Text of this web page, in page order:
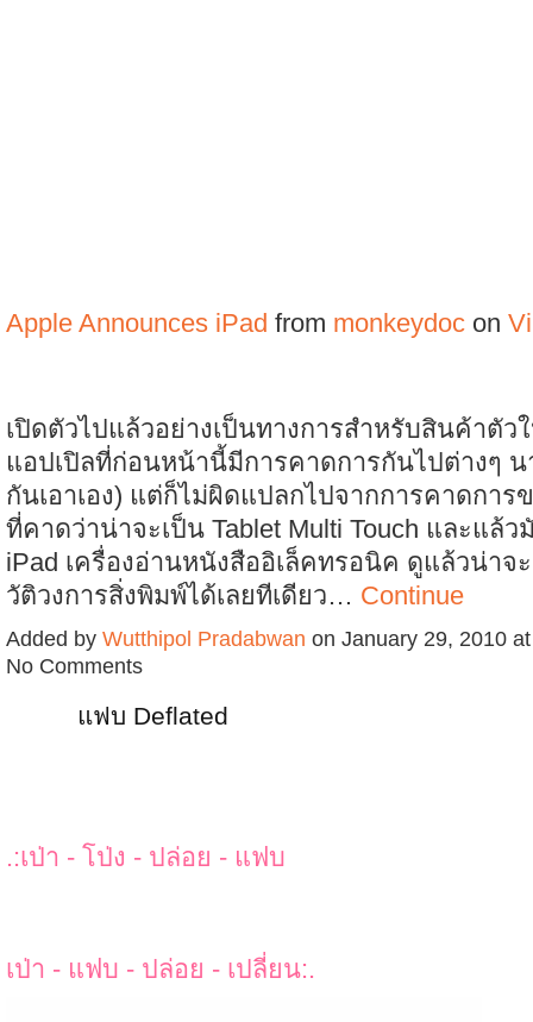
Apple Announces iPad from monkeydoc on
เปิดตัวไปแล้วอย่างเป็นทางการสำหรับสินค้าตัว
แอปเปิลที่ก่อนหน้านี้มีการคาดการกันไปต่างๆ น
กันเอาเอง) แต่ก็ไม่ผิดแปลกไปจากการคาดการ
ที่คาดว่าน่าจะเป็น Tablet Multi Touch และแล้
iPad เครื่องอ่านหนังสืออิเล็คทรอนิค ดูแล้วน่าจ
วัติวงการสิ่งพิมพ์ได้เลยทีเดียว… Continue
Added by Wutthipol Pradabwan on January 29, 2010
No Comments
แฟบ Deflated
.:เป่า - โป่ง - ปล่อย - แฟบ
เป่า - แฟบ - ปล่อย - เปลี่ยน:.